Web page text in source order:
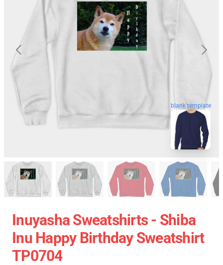
blank template
Inuyasha Sweatshirts - Shiba
Inu Happy Birthday Sweatshirt
TP0704